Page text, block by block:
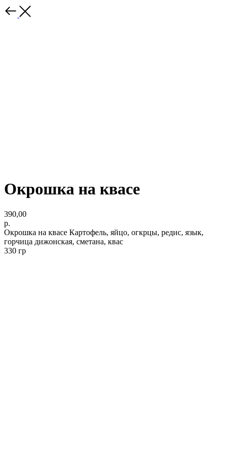
Окрошка на квасе
390,00
р.
Окрошка на квасе Картофель, яйцо, огкрцы, редис, язык,
горчица дижонская, сметана, квас
330 гр